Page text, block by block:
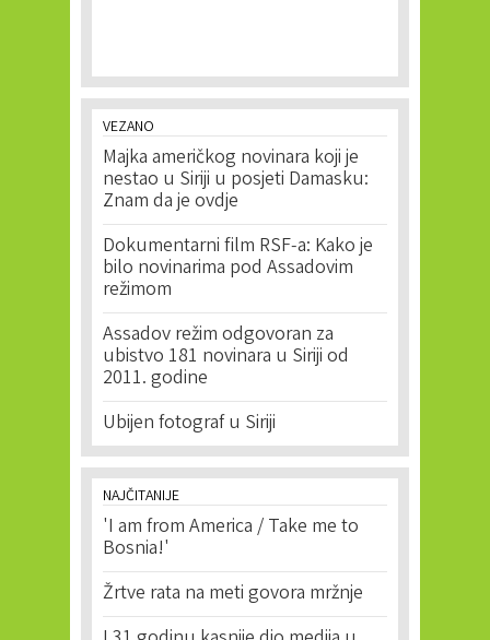
VEZANO
Majka američkog novinara koji je
nestao u Siriji u posjeti Damasku:
Znam da je ovdje
Dokumentarni film RSF-a: Kako je
bilo novinarima pod Assadovim
režimom
Assadov režim odgovoran za
ubistvo 181 novinara u Siriji od
2011. godine
Ubijen fotograf u Siriji
NAJČITANIJE
'I am from America / Take me to
Bosnia!'
Žrtve rata na meti govora mržnje